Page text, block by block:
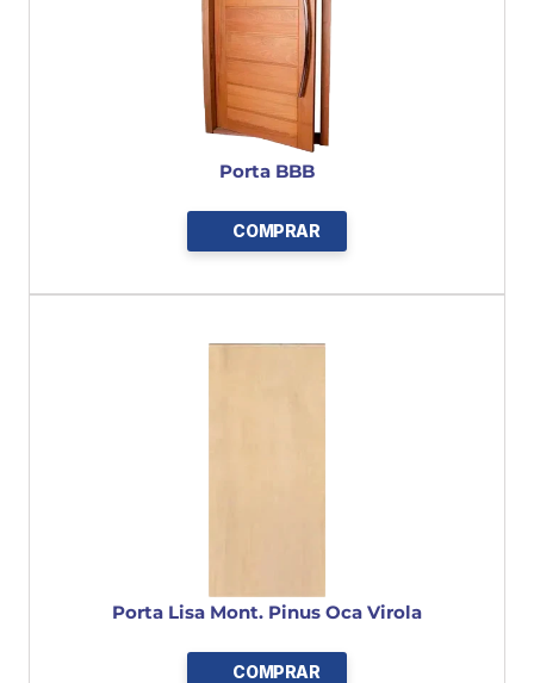
Porta BBB
COMPRAR
Porta Lisa Mont. Pinus Oca Virola
COMPRAR